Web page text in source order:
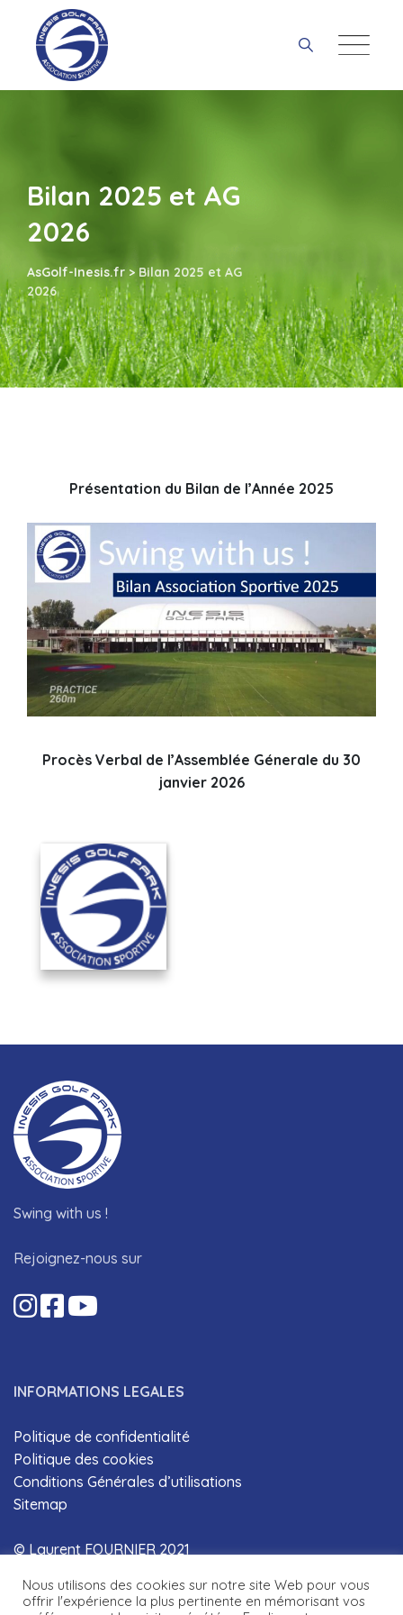
content
Bilan 2025 et AG
2026
AsGolf-Inesis.fr> Bilan 2025 et AG
2026
Présentation du Bilan de l’Année 2025
Procès Verbal de l’Assemblée Génerale du 30
janvier 2026
Swing with us !
Rejoignez-nous sur
INFORMATIONS LEGALES
Politique de confidentialité
Politique des cookies
Conditions Générales d’utilisations
Sitemap
© Laurent FOURNIER 2021
Nous utilisons des cookies sur notre site Web pour vous
offrir l'expérience la plus pertinente en mémorisant vos